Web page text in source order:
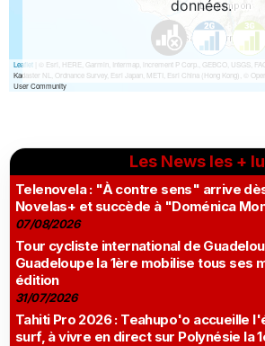
Les News les +
Telenovela : "À contre sens" arrive
Novelas+ et succède à "Doménica
07/08/2026
Tour cycliste international de
Guadeloupe la 1ère mobilise tous ses
édition
31/07/2026
Tahiti Pro 2026 : Teahupo'o accueille
surf, à vivre en direct sur Polynésie la